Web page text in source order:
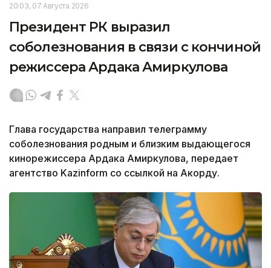
20:03, 07 Августа 2026
Президент РК выразил
соболезнования в связи с кончиной
режиссера Ардака Амиркулова
Глава государства направил телеграмму
соболезнования родным и близким выдающегося
кинорежиссера Ардака Амиркулова, передает
агентство Kazinform со ссылкой на Акорду.